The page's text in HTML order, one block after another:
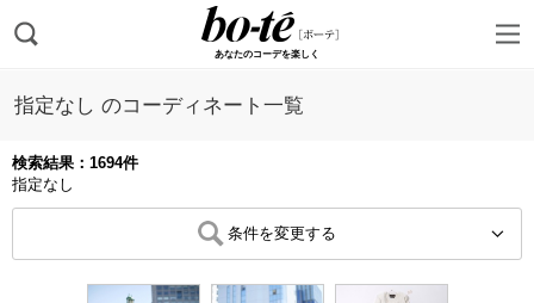
あなたのコーデを楽しく
指定なし のコーディネート一覧
検索結果：1694件
指定なし
条件を変更する